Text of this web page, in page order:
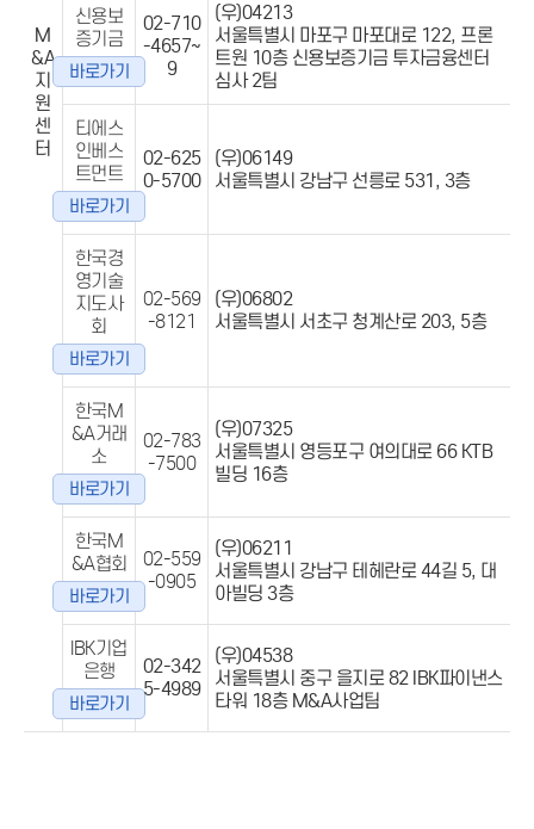
M
&A
지
원
센
터
신용보
증기금
바로가기
02-710
-4657~
9
(우)04213
서울특별시 마포구 마포대로 122, 프론
트원 10층 신용보증기금 투자금융센터
심사 2팀
티에스
인베스
트먼트
바로가기
02-625
0-5700
(우)06149
서울특별시 강남구 선릉로 531, 3층
한국경
영기술
지도사
회
바로가기
02-569
-8121
(우)06802
서울특별시 서초구 청계산로 203, 5층
한국M
&A거래
소
바로가기
02-783
-7500
(우)07325
서울특별시 영등포구 여의대로 66 KTB
빌딩 16층
한국M
&A협회
바로가기
02-559
-0905
(우)06211
서울특별시 강남구 테헤란로 44길 5, 대
아빌딩 3층
IBK기업
은행
바로가기
02-342
5-4989
(우)04538
서울특별시 중구 을지로 82 IBK파이낸스
타워 18층 M&A사업팀